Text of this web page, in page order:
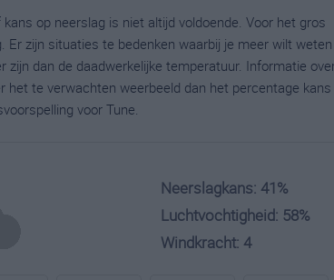
op neerslag is niet altijd voldoende. Voor het gros
zijn situaties te bedenken waarbij je meer wilt weten
dan de daadwerkelijke temperatuur. Informatie
het te verwachten weerbeeld dan het percentage kans
voor Tune.
Neerslagkans: 41%
Luchtvochtigheid: 58%
Windkracht: 4